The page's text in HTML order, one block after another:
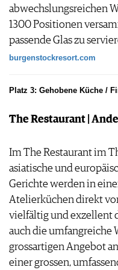
abwechslungsreichen
1300 Positionen
passende Glas zu
burgenstockresort.com
Platz 3: Gehobene Küche /
The Restaurant |
Im The Restaurant im
asiatische und
Gerichte werden in
Atelierküchen direkt
vielfältig und exzellent
auch die umfangreiche
grossartigen Angebot
einer grossen,